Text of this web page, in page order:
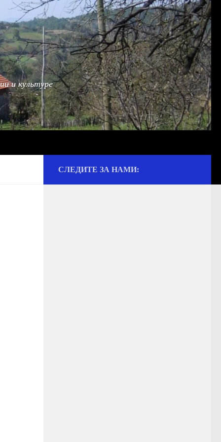
и культуре
СЛЕДИТЕ ЗА НАМИ: